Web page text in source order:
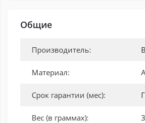
Общие
Производитель:
Материал:
Срок гарантии (мес):
Вес (в граммах):